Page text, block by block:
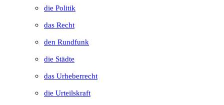
die Politik
das Recht
den Rundfunk
die Städte
das Urheberrecht
die Urteilskraft